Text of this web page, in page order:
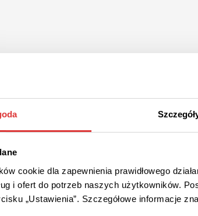
cookie dla zapewnienia prawidłowego
i ofert do potrzeb naszych użytkowników.
„Ustawienia”. Szczegółowe informacje